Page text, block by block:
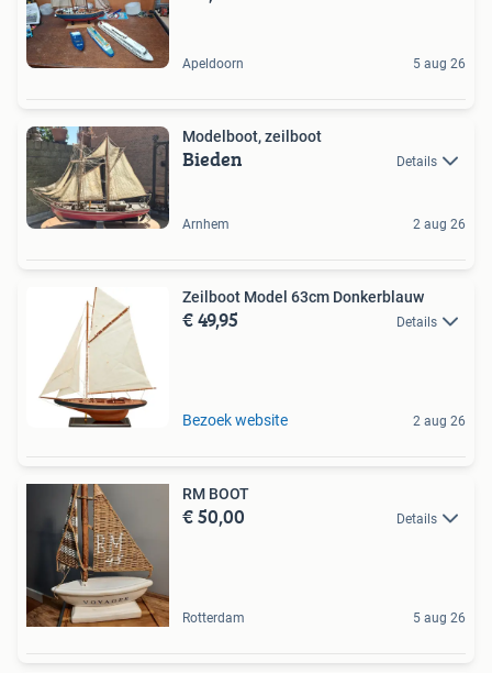
Apeldoorn 5 aug 26
Modelboot, zeilboot
Bieden Details
Arnhem 2 aug 26
Zeilboot Model 63cm Donkerblauw
€ 49,95 Details
Bezoek website 2 aug 26
RM BOOT
€ 50,00 Details
Rotterdam 5 aug 26